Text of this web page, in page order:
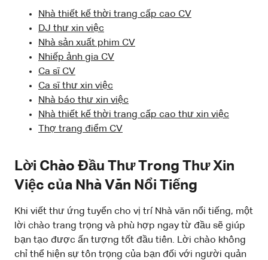
Nhà thiết kế thời trang cấp cao CV
DJ thư xin việc
Nhà sản xuất phim CV
Nhiếp ảnh gia CV
Ca sĩ CV
Ca sĩ thư xin việc
Nhà báo thư xin việc
Nhà thiết kế thời trang cấp cao thư xin việc
Thợ trang điểm CV
Lời Chào Đầu Thư Trong Thư Xin
Việc của Nhà Văn Nổi Tiếng
Khi viết thư ứng tuyển cho vị trí Nhà văn nổi tiếng, một
lời chào trang trọng và phù hợp ngay từ đầu sẽ giúp
bạn tạo được ấn tượng tốt đầu tiên. Lời chào không
chỉ thể hiện sự tôn trọng của bạn đối với người quản